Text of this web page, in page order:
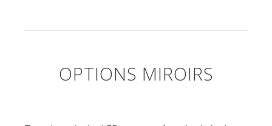
OPTIONS MIROIRS